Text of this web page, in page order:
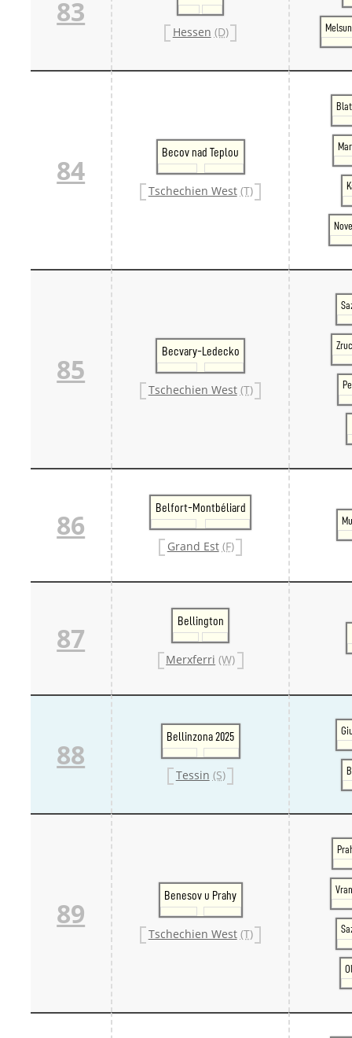
83
Hessen (D)
84
Becov nad Teplou
Tschechien West (T)
85
Becvary-Ledecko
Tschechien West (T)
86
Belfort-Montbéliard
Grand Est (F)
87
Bellington
Merxferri (W)
88
Bellinzona 2025
Tessin (S)
89
Benesov u Prahy
Tschechien West (T)